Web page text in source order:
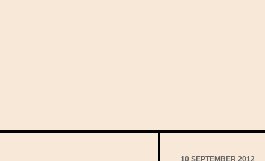
10 SEPTEMBER 2012